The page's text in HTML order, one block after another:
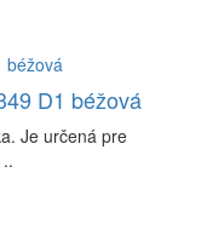
D1 béžová
Je určená pre